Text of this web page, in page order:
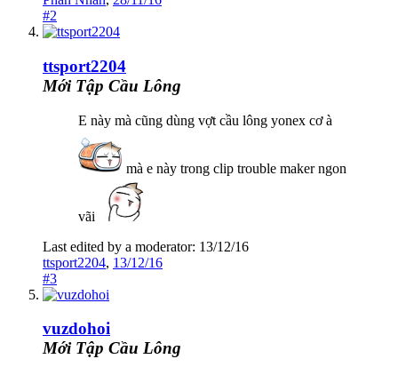
#2
ttsport2204
Mới Tập Cầu Lông
E này mà cũng dùng vợt cầu lông yonex cơ à
mà e này trong clip trouble maker ngon
vãi
Last edited by a moderator: 13/12/16
ttsport2204, 13/12/16
#3
vuzdohoi
Mới Tập Cầu Lông